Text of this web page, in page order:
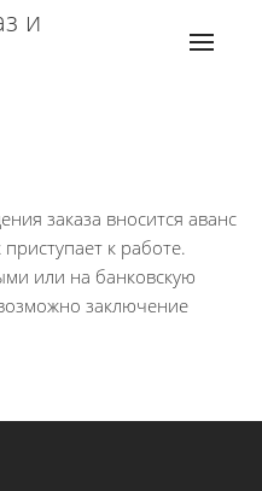
заказа вносится аванс
к работе.
или на банковскую
заключение